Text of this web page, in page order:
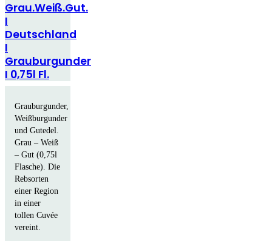
Grau.Weiß.Gut.
I
Deutschland
I
Grauburgunder
I 0,75l Fl.
Grauburgunder,
Weißburgunder
und Gutedel.
Grau – Weiß
– Gut (0,75l
Flasche). Die
Rebsorten
einer Region
in einer
tollen Cuvée
vereint.